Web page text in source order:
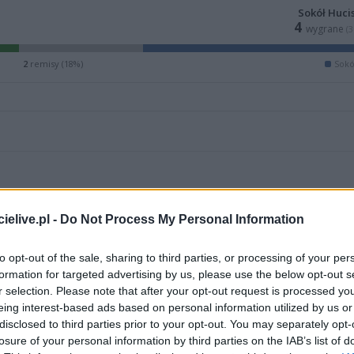
- Do Not Process My Personal Information
opt-out of the sale, sharing to third parties, or processing of your
for targeted advertising by us, please use the below opt-out
selection. Please note that after your opt-out request is processed
interest-based ads based on personal information utilized by us
to third parties prior to your opt-out. You may separately
of your personal information by third parties on the IAB’s list of
Sokół
4 wygrane
2remisy (18%)
ZOBACZ WIĘCEJ (7)